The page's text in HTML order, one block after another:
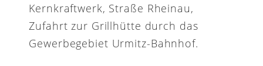
Kernkraftwerk, Straße Rheinau,
Zufahrt zur Grillhütte durch das
Gewerbegebiet Urmitz-Bahnhof.